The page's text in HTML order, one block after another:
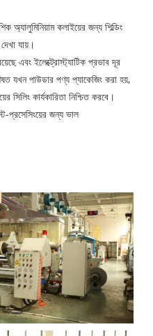
অ্যালুমিনিয়াম কলাইয়ের জন্য শিল্ডিং
যায়।
এবং ইলেক্ট্রোস্ট্যাটিক প্রভাব দূর
যখন পাউডার পণ্য প্যাকেজিং করা হয়,
সিলিং কার্যকারিতা নিশ্চিত করবে।
প্রসেসিংয়ের জন্য ভাল